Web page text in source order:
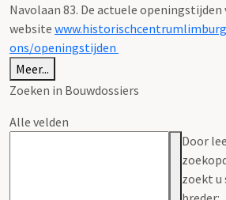
Navolaan 83. De actuele openingstijden
website
ons/openingstijden
Meer...
Zoeken in Bouwdossiers
Alle velden
Door
zoekt u